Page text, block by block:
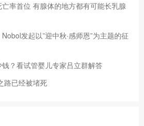
率首位 有腺体的地方都有可能长乳腺
发起以”迎中秋·感师恩”为主题的征
？看试管婴儿专家吕立群解答
路已经被堵死